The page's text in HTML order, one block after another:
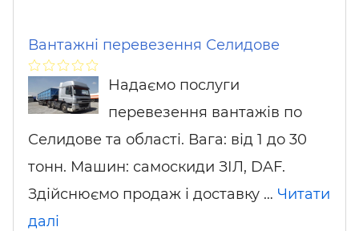
Вантажні перевезення Селидове
Надаємо послуги
перевезення вантажів по
Селидове та області. Вага: від 1 до 30
тонн. Машин: самоскиди ЗІЛ, DAF.
Здійснюємо продаж і доставку … Читати
далі